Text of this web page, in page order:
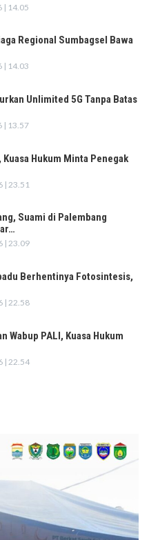
| 14.05
Regional Sumbagsel Bawa
| 14.03
Unlimited 5G Tanpa Batas
| 13.57
Kuasa Hukum Minta Penegak
| 23.51
Suami di Palembang
| 23.09
Berhentinya Fotosintesis,
| 22.58
Wabup PALI, Kuasa Hukum
| 22.54